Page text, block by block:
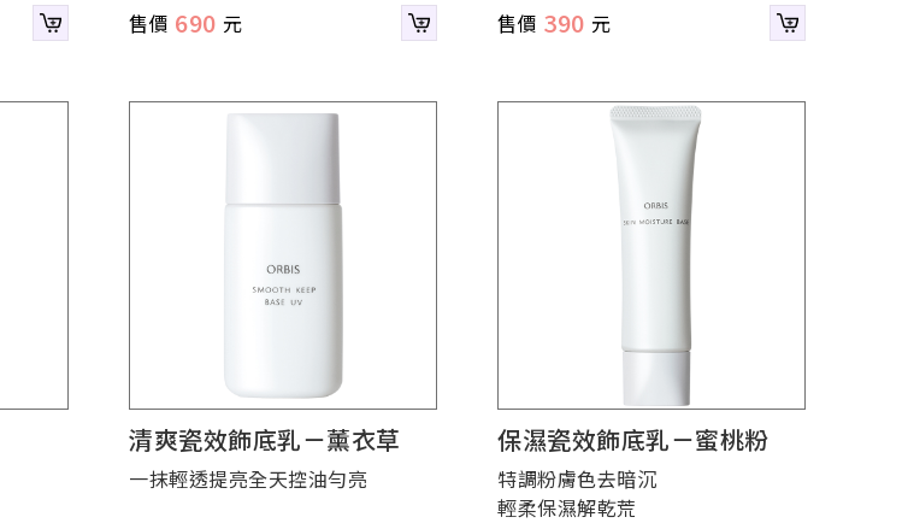
690 390
清爽瓷效飾底乳－薰衣草
一抹輕透提亮全天控油勻亮
保濕瓷效飾底乳－蜜桃粉
特調粉膚色去暗沉
輕柔保濕解乾荒